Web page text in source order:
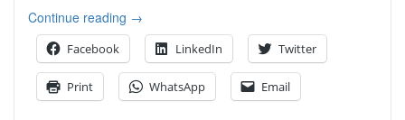
Continue reading „Jaký
bude
2024
a
kam
→
Facebook LinkedIn Twitter
Print WhatsApp Email